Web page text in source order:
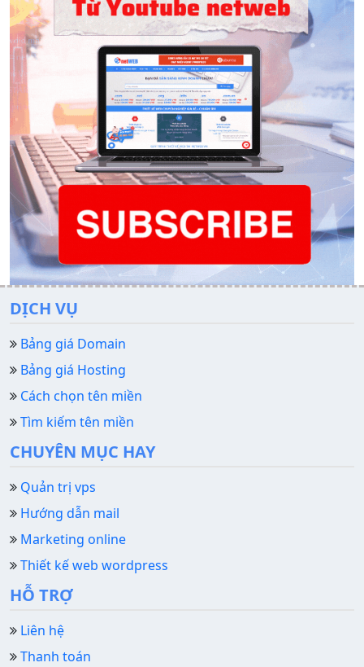
DỊCH VỤ
Bảng giá Domain
Bảng giá Hosting
Cách chọn tên miền
Tìm kiếm tên miền
CHUYÊN MỤC HAY
Quản trị vps
Hướng dẫn mail
Marketing online
Thiết kế web wordpress
HỖ TRỢ
Liên hệ
Thanh toán